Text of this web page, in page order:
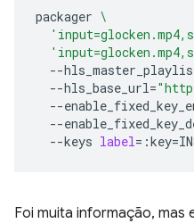
packager \
--
--hls_base_url=
--
--
--keys label= :key=
Foi muita informação,